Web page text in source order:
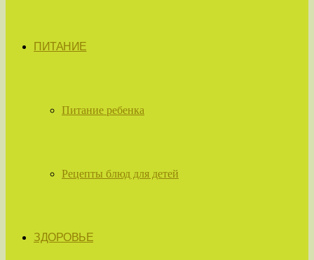
ПИТАНИЕ
Питание ребенка
Рецепты блюд для детей
ЗДОРОВЬЕ